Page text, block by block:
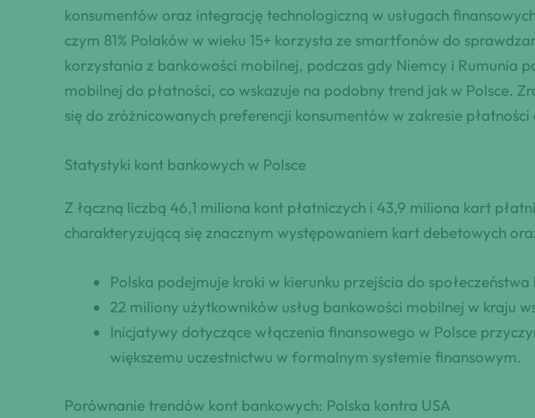
konsumentów oraz integrację technologiczną w usługach
czym 81% Polaków w wieku 15+ korzysta ze smartfonów do
korzystania z bankowości mobilnej, podczas gdy Niemcy i Rumunia
mobilnej do płatności, co wskazuje na podobny trend jak w Polsce.
się do zróżnicowanych preferencji konsumentów w zakresie płatności
Statystyki kont bankowych w Polsce
Z łączną liczbą 46,1 miliona kont płatniczych i 43,9 miliona kart
charakteryzującą się znacznym występowaniem kart debetowych
Polska podejmuje kroki w kierunku przejścia do
22 miliony użytkowników usług bankowości mobilnej w kraju
Inicjatywy dotyczące włączenia finansowego w Polsce
większemu uczestnictwu w formalnym systemie finansowym.
Porównanie trendów kont bankowych: Polska kontra USA